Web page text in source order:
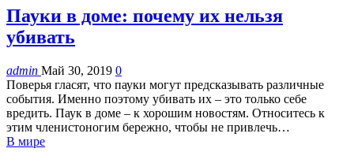
Пауки в доме: почему их нельзя
убивать
admin Май 30, 2019 0
Поверья гласят, что пауки могут предсказывать различные
события. Именно поэтому убивать их – это только себе
вредить. Паук в доме – к хорошим новостям. Относитесь к
этим членистоногим бережно, чтобы не привлечь…
В мире